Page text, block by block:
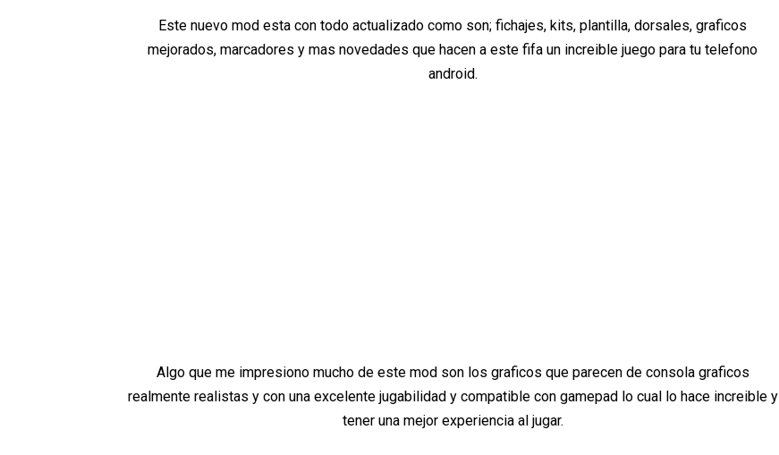
Este nuevo mod esta con todo actualizado como son; fichajes, kits, plantilla, dorsales, graficos
mejorados, marcadores y mas novedades que hacen a este fifa un increible juego para tu telefono
android.
Algo que me impresiono mucho de este mod son los graficos que parecen de consola graficos
realmente realistas y con una excelente jugabilidad y compatible con gamepad lo cual lo hace increible y
tener una mejor experiencia al jugar.